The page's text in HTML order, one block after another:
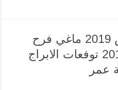
ابراج اليوم الجمعة 15مارس 2019 ماغي فرح
حظك اليوم الجمعة 15-3-2019 توفعات الابراج